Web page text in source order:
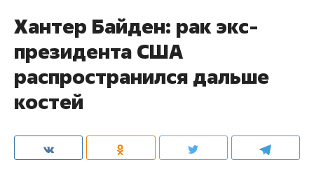
Хантер Байден: рак экс-
президента США
распространился дальше
костей